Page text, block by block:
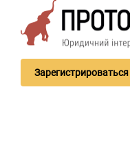
Зарегистрироваться